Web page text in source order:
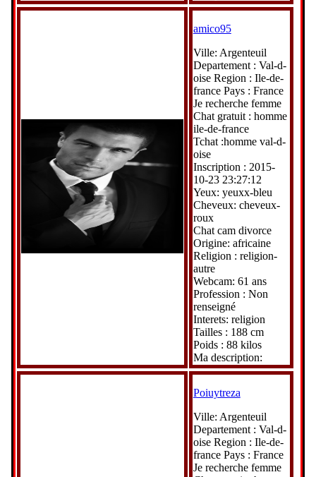
amico95
Ville: Argenteuil
Departement : Val-d-
oise Region : Ile-de-
france Pays : France
Je recherche femme
Chat gratuit : homme
ile-de-france
Tchat :homme val-d-
oise
Inscription : 2015-
10-23 23:27:12
Yeux: yeuxx-bleu
Cheveux: cheveux-
roux
Chat cam divorce
Origine: africaine
Religion : religion-
autre
Webcam: 61 ans
Profession : Non
renseigné
Interets: religion
Tailles : 188 cm
Poids : 88 kilos
Ma description:
Poiuytreza
Ville: Argenteuil
Departement : Val-d-
oise Region : Ile-de-
france Pays : France
Je recherche femme